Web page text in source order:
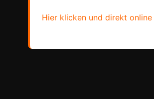
Hier klicken und direkt online